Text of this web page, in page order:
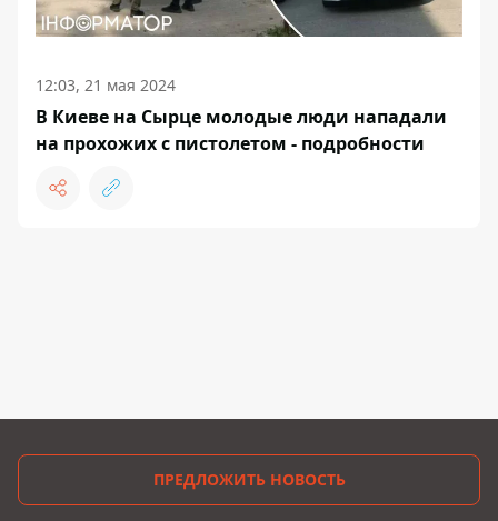
12:03, 21 мая 2024
В Киеве на Сырце молодые люди нападали
на прохожих с пистолетом - подробности
ПРЕДЛОЖИТЬ НОВОСТЬ